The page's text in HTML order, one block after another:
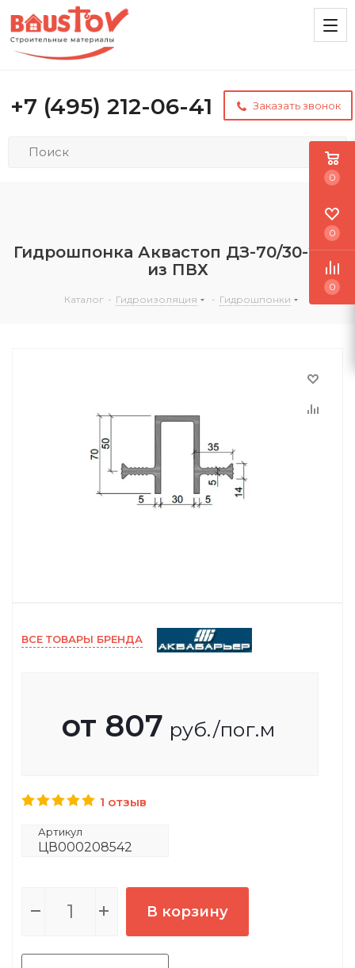
+7 (495) 212-06-41 Заказать звонок
Гидрошпонка Аквастоп ДЗ-70/30-2/35
из ПВХ
Каталог - Гидроизоляция - Гидрошпонки
ВСЕ ТОВАРЫ БРЕНДА
от 807 руб./пог.м
1 отзыв
Артикул
ЦВ000208542
В корзину
0
0
0